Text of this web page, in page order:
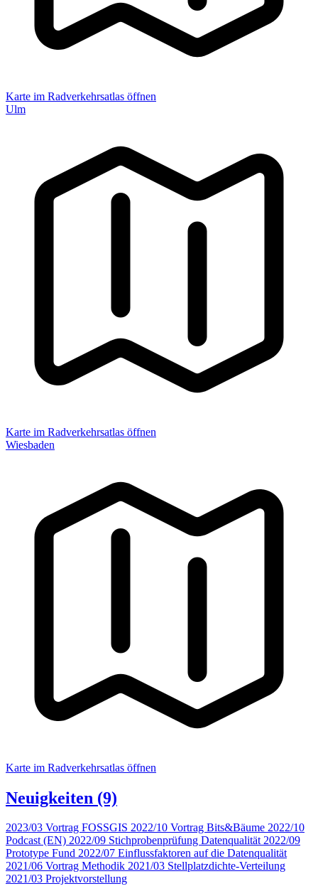
Karte im Radverkehrsatlas öffnen
Ulm
Karte im Radverkehrsatlas öffnen
Wiesbaden
Karte im Radverkehrsatlas öffnen
Neuigkeiten (9)
2023/03 Vortrag FOSSGIS 2022/10 Vortrag Bits&Bäume 2022/10
Podcast (EN) 2022/09 Stichprobenprüfung Datenqualität2022/09
Prototype Fund 2022/07 Einflussfaktoren auf die Datenqualität
2021/06 Vortrag Methodik 2021/03 Stellplatzdichte-Verteilung
2021/03 Projektvorstellung